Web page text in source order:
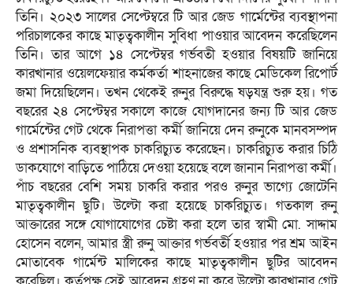
তিনি। ২০২৩ সালের সেপ্টেম্বরে টি আর জেড গার্মেন্টের ব্যবস্থাপনা
পরিচালকের কাছে মাতৃত্বকালীন সুবিধা পাওয়ার আবেদন করেছিলেন
তিনি। তার আগে ১৪ সেপ্টেম্বর গর্ভবতী হওয়ার বিষয়টি জানিয়ে
কারখানার ওয়েলফেয়ার কর্মকর্তা শাহনাজের কাছে মেডিকেল রিপোর্ট
জমা দিয়েছিলেন। তখন থেকেই রুনুর বিরুদ্ধে ষড়যন্ত্র শুরু হয়। গত
বছরের ২৪ সেপ্টেম্বর সকালে কাজে যোগদানের জন্য টি আর জেড
গার্মেন্টের গেট থেকে নিরাপত্তা কর্মী জানিয়ে দেন রুনুকে মানবসম্পদ
ও প্রশাসনিক ব্যবস্থাপক চাকরিচ্যুত করেছেন। চাকরিচ্যুত করার চিঠি
ডাকযোগে বাড়িতে পাঠিয়ে দেওয়া হয়েছে বলে জানান নিরাপত্তা কর্মী।
পাঁচ বছরের বেশি সময় চাকরি করার পরও রুনুর ভাগ্যে জোটেনি
মাতৃত্বকালীন ছুটি। উল্টো করা হয়েছে চাকরিচ্যুত। গতকাল রুনু
আক্তারের সঙ্গে যোগাযোগের চেষ্টা করা হলে তার স্বামী মো. সাদ্দাম
হোসেন বলেন, আমার স্ত্রী রুনু আক্তার গর্ভবর্তী হওয়ার পর শ্রম আইন
মোতাবেক গার্মেন্ট মালিকের কাছে মাতৃত্বকালীন ছুটির আবেদন